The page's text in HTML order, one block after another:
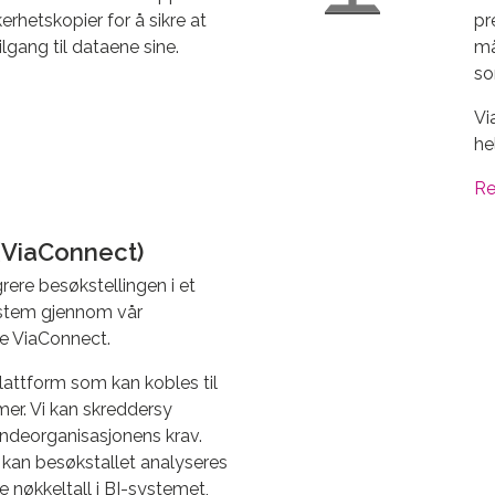
for å sikre at
til dataene sine.
besøkstellingen i et
gjennom vår
ViaConnect.
som kan kobles til
Vi kan skreddersy
krav.
besøkstallet analyseres
nøkkeltall i BI-systemet,